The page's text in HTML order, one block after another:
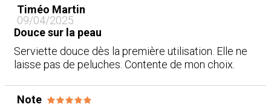
Timéo Martin
09/04/2025
Douce sur la peau
Serviette douce dès la première utilisation. Elle ne
laisse pas de peluches. Contente de mon choix.
Note